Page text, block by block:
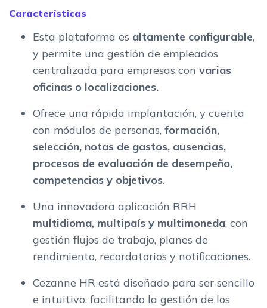
Características
Esta plataforma es altamente configurable,
y permite una gestión de empleados
centralizada para empresas con varias
oficinas o localizaciones.
Ofrece una rápida implantación, y cuenta
con módulos de personas, formación,
selección, notas de gastos, ausencias,
procesos de evaluación de desempeño,
competencias y objetivos.
Una innovadora aplicación RRH
multidioma, multipaís y multimoneda, con
gestión flujos de trabajo, planes de
rendimiento, recordatorios y notificaciones.
Cezanne HR está diseñado para ser sencillo
e intuitivo, facilitando la gestión de los